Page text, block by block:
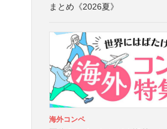
まとめ《2026夏》
海外コンペ